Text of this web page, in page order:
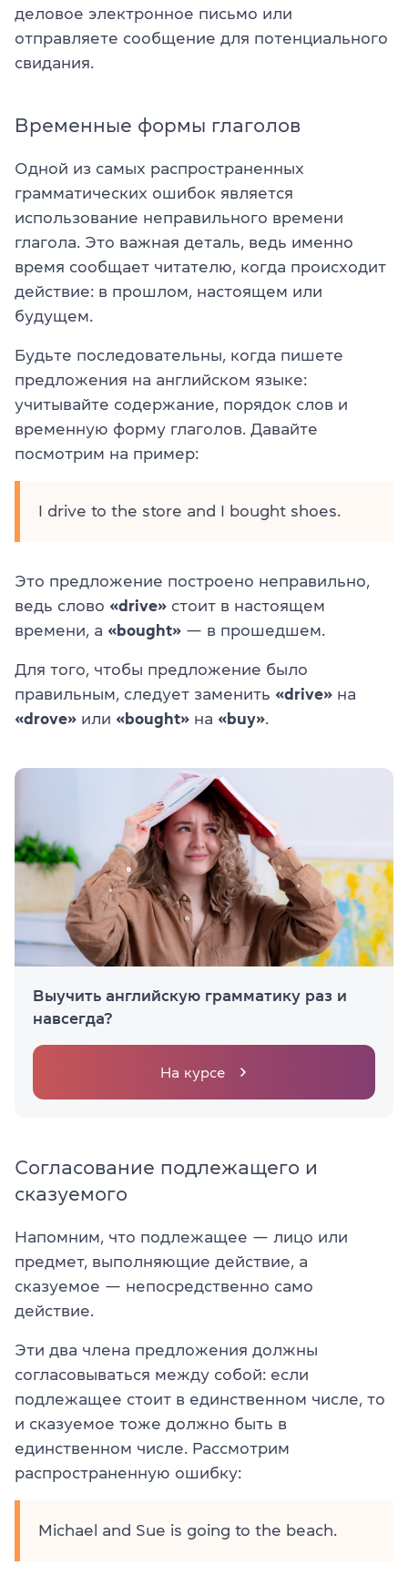
деловое электронное письмо или
отправляете сообщение для потенциального
свидания.
Временные формы глаголов
Одной из самых распространенных
грамматических ошибок является
использование неправильного времени
глагола. Это важная деталь, ведь именно
время сообщает читателю, когда происходит
действие: в прошлом, настоящем или
будущем.
Будьте последовательны, когда пишете
предложения на английском языке:
учитывайте содержание, порядок слов и
временную форму глаголов. Давайте
посмотрим на пример:
I drive to the store and I bought shoes.
Это предложение построено неправильно,
ведь слово «drive» стоит в настоящем
времени, а «bought» — в прошедшем.
Для того, чтобы предложение было
правильным, следует заменить «drive» на
«drove» или «bought» на «buy»
Выучить английскую грамматику раз и
навсегда?
На курсе
Согласование подлежащего и
сказуемого
Напомним, что подлежащее — лицо или
предмет, выполняющие действие, а
сказуемое — непосредственно само
действие.
Эти два члена предложения должны
согласовываться между собой: если
подлежащее стоит в единственном числе, то
и сказуемое тоже должно быть в
единственном числе. Рассмотрим
распространенную ошибку:
Michael and Sue is going to the beach.